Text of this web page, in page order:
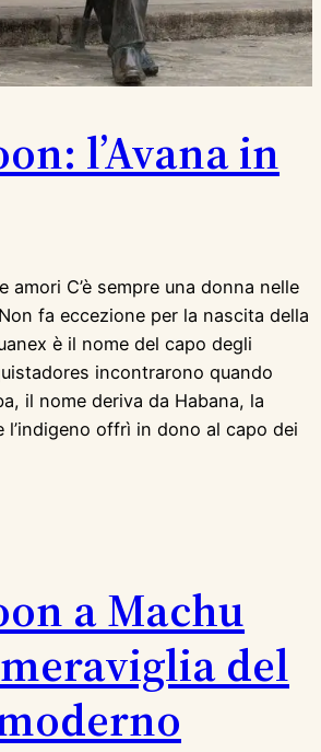
l’Avana in
amori C’è sempre una donna nelle
fa eccezione per la nascita della
è il nome del capo degli
incontrarono quando
il nome deriva da Habana, la
l’indigeno offrì in dono al capo dei
a Machu
del